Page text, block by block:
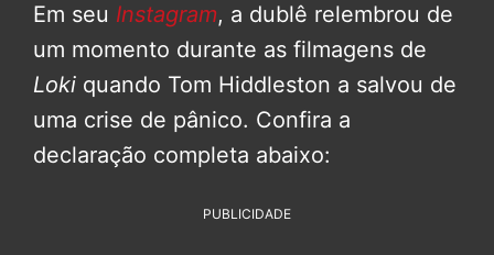
Em seu Instagram, a dublê relembrou de
um momento durante as filmagens de
Loki quando Tom Hiddleston a salvou de
uma crise de pânico. Confira a
declaração completa abaixo:
PUBLICIDADE